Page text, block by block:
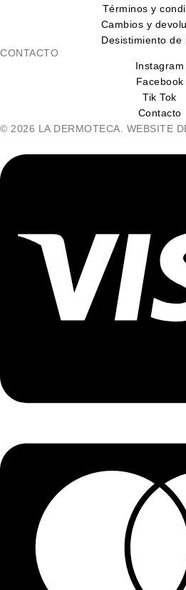
Términos y
Cambios y
Desistimiento de
CONTACTO
Instagram
Facebook
Tik Tok
Contacto
© 2026 LA DERMOTECA. WEBSITE